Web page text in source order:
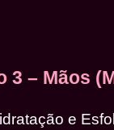
3 – Mãos
e